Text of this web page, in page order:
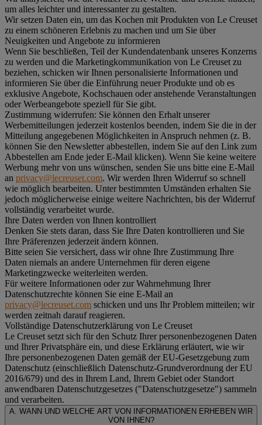
um alles leichter und interessanter zu gestalten.
Wir setzen Daten ein, um das Kochen mit Produkten von Le Creuset
zu einem schöneren Erlebnis zu machen und um Sie über
Neuigkeiten und Angebote zu informieren
Wenn Sie beschließen, Teil der Kundendatenbank unseres Konzerns
zu werden und die Marketingkommunikation von Le Creuset zu
beziehen, schicken wir Ihnen personalisierte Informationen und
informieren Sie über die Einführung neuer Produkte und ob es
exklusive Angebote, Kochschauen oder anstehende Veranstaltungen
oder Werbeangebote speziell für Sie gibt.
Zustimmung widerrufen: Sie können den Erhalt unserer
Werbemitteilungen jederzeit kostenlos beenden, indem Sie die in der
Mitteilung angegebenen Möglichkeiten in Anspruch nehmen (z. B.
können Sie den Newsletter abbestellen, indem Sie auf den Link zum
Abbestellen am Ende jeder E-Mail klicken). Wenn Sie keine weitere
Werbung mehr von uns wünschen, senden Sie uns bitte eine E-Mail
an privacy@lecreuset.com. Wir werden Ihren Widerruf so schnell
wie möglich bearbeiten. Unter bestimmten Umständen erhalten Sie
jedoch möglicherweise einige weitere Nachrichten, bis der Widerruf
vollständig verarbeitet wurde.
Ihre Daten werden von Ihnen kontrolliert
Denken Sie stets daran, dass Sie Ihre Daten kontrollieren und Sie
Ihre Präferenzen jederzeit ändern können.
Bitte seien Sie versichert, dass wir ohne Ihre Zustimmung Ihre
Daten niemals an andere Unternehmen für deren eigene
Marketingzwecke weiterleiten werden.
Für weitere Informationen oder zur Wahrnehmung Ihrer
Datenschutzrechte können Sie eine E-Mail an
privacy@lecreuset.com schicken und uns Ihr Problem mitteilen; wir
werden zeitnah darauf reagieren.
Vollständige Datenschutzerklärung von Le Creuset
Le Creuset setzt sich für den Schutz Ihrer personenbezogenen Daten
und Ihrer Privatsphäre ein, und diese Erklärung erläutert, wie wir
Ihre personenbezogenen Daten gemäß der EU-Gesetzgebung zum
Datenschutz (einschließlich Datenschutz-Grundverordnung der EU
2016/679) und des in Ihrem Land, Ihrem Gebiet oder Standort
anwendbaren Datenschutzgesetzes ("Datenschutzgesetze") sammeln
und verarbeiten.
A. WANN UND WELCHE ART VON INFORMATIONEN ERHEBEN WIR
VON IHNEN?